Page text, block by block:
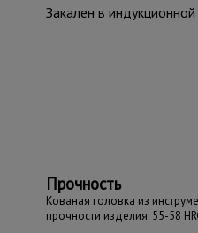
Закален в
Прочность
Кованая головка из
прочности изделия. 55-58